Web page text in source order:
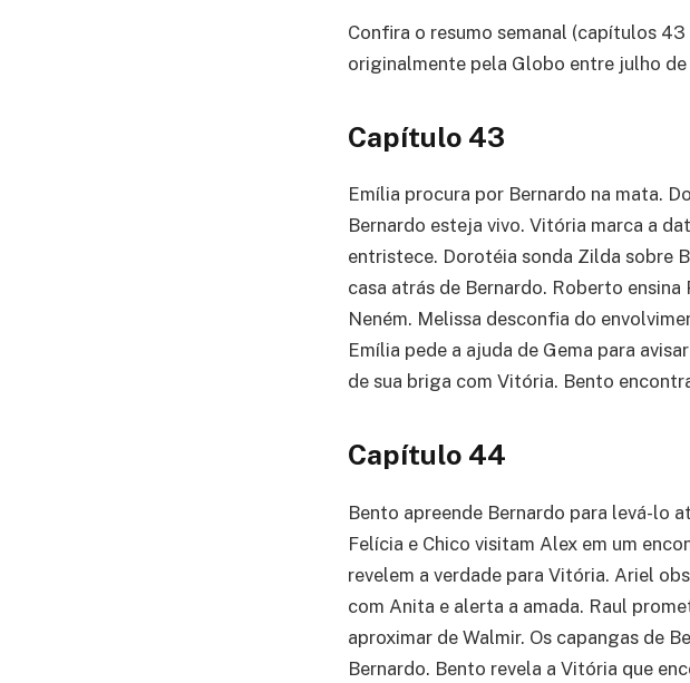
Confira o resumo semanal (capítulos
originalmente pela Globo entre julho de
Capítulo 43
Emília procura por Bernardo na mata.
Bernardo esteja vivo. Vitória marca a
entristece. Dorotéia sonda Zilda sobre
casa atrás de Bernardo. Roberto
Neném. Melissa desconfia do
Emília pede a ajuda de Gema para
de sua briga com Vitória. Bento
Capítulo 44
Bento apreende Bernardo para levá-lo
Felícia e Chico visitam Alex em um
revelem a verdade para Vitória. Ariel
com Anita e alerta a amada. Raul
aproximar de Walmir. Os capangas de
Bernardo. Bento revela a Vitória que